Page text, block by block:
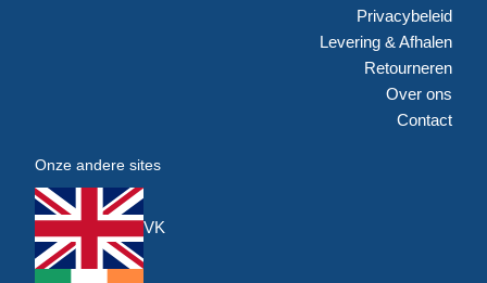
Privacybeleid
Levering & Afhalen
Retourneren
Over ons
Contact
Onze andere sites
VK